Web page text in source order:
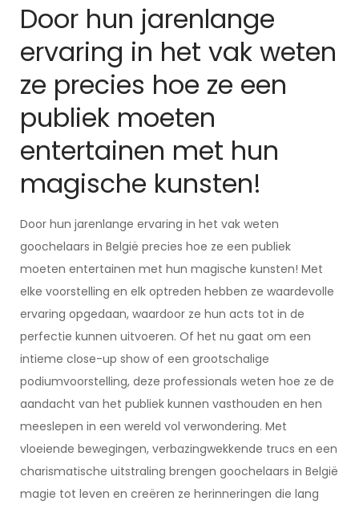
Door hun jarenlange
ervaring in het vak weten
ze precies hoe ze een
publiek moeten
entertainen met hun
magische kunsten!
Door hun jarenlange ervaring in het vak weten
goochelaars in België precies hoe ze een publiek
moeten entertainen met hun magische kunsten! Met
elke voorstelling en elk optreden hebben ze waardevolle
ervaring opgedaan, waardoor ze hun acts tot in de
perfectie kunnen uitvoeren. Of het nu gaat om een
intieme close-up show of een grootschalige
podiumvoorstelling, deze professionals weten hoe ze de
aandacht van het publiek kunnen vasthouden en hen
meeslepen in een wereld vol verwondering. Met
vloeiende bewegingen, verbazingwekkende trucs en een
charismatische uitstraling brengen goochelaars in België
magie tot leven en creëren ze herinneringen die lang